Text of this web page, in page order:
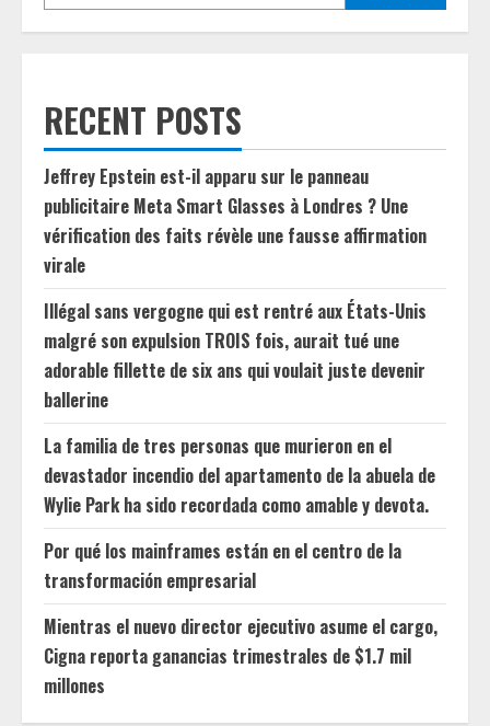
RECENT POSTS
Jeffrey Epstein est-il apparu sur le panneau
publicitaire Meta Smart Glasses à Londres ? Une
vérification des faits révèle une fausse affirmation
virale
Illégal sans vergogne qui est rentré aux États-Unis
malgré son expulsion TROIS fois, aurait tué une
adorable fillette de six ans qui voulait juste devenir
ballerine
La familia de tres personas que murieron en el
devastador incendio del apartamento de la abuela de
Wylie Park ha sido recordada como amable y devota.
Por qué los mainframes están en el centro de la
transformación empresarial
Mientras el nuevo director ejecutivo asume el cargo,
Cigna reporta ganancias trimestrales de $1.7 mil
millones